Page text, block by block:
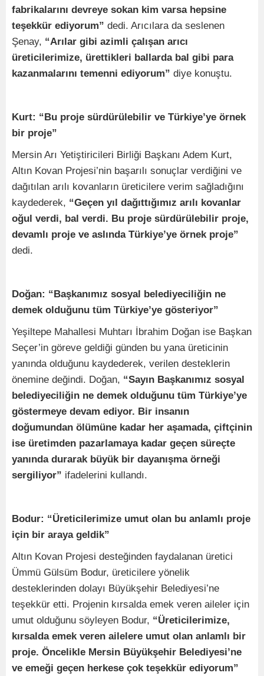
fabrikalarını devreye sokan kim varsa hepsine
teşekkür ediyorum” dedi. Arıcılara da seslenen
Şenay, “Arılar gibi azimli çalışan arıcı
üreticilerimize, ürettikleri ballarda bal gibi para
kazanmalarını temenni ediyorum” diye konuştu.
Kurt: “Bu proje sürdürülebilir ve Türkiye’ye örnek
bir proje”
Mersin Arı Yetiştiricileri Birliği Başkanı Adem Kurt,
Altın Kovan Projesi’nin başarılı sonuçlar verdiğini ve
dağıtılan arılı kovanların üreticilere verim sağladığını
kaydederek, “Geçen yıl dağıttığımız arılı kovanlar
oğul verdi, bal verdi. Bu proje sürdürülebilir proje,
devamlı proje ve aslında Türkiye’ye örnek proje”
dedi.
Doğan: “Başkanımız sosyal belediyeciliğin ne
demek olduğunu tüm Türkiye’ye gösteriyor”
Yeşiltepe Mahallesi Muhtarı İbrahim Doğan ise Başkan
Seçer’in göreve geldiği günden bu yana üreticinin
yanında olduğunu kaydederek, verilen desteklerin
önemine değindi. Doğan, “Sayın Başkanımız sosyal
belediyeciliğin ne demek olduğunu tüm Türkiye’ye
göstermeye devam ediyor. Bir insanın
doğumundan ölümüne kadar her aşamada, çiftçinin
ise üretimden pazarlamaya kadar geçen süreçte
yanında durarak büyük bir dayanışma örneği
sergiliyor” ifadelerini kullandı.
Bodur: “Üreticilerimize umut olan bu anlamlı proje
için bir araya geldik”
Altın Kovan Projesi desteğinden faydalanan üretici
Ümmü Gülsüm Bodur, üreticilere yönelik
desteklerinden dolayı Büyükşehir Belediyesi’ne
teşekkür etti. Projenin kırsalda emek veren aileler için
umut olduğunu söyleyen Bodur, “Üreticilerimize,
kırsalda emek veren ailelere umut olan anlamlı bir
proje. Öncelikle Mersin Büyükşehir Belediyesi’ne
ve emeği geçen herkese çok teşekkür ediyorum”